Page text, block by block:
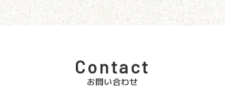
Contact
お問い合わせ